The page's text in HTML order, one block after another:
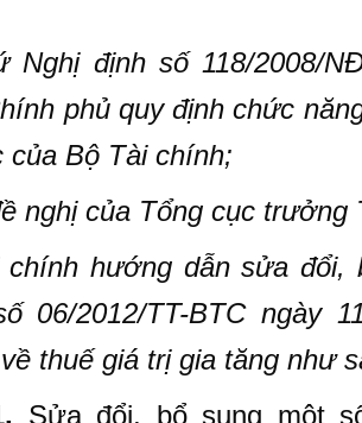
Nghị định số 118/2008/
phủ quy định chức
của Bộ Tài chính;
nghị của Tổng cục trưởng
chính hướng dẫn sửa đổi,
06/2012/TT-BTC ngày
thuế giá trị gia tăng như
Sửa đổi, bổ sung một